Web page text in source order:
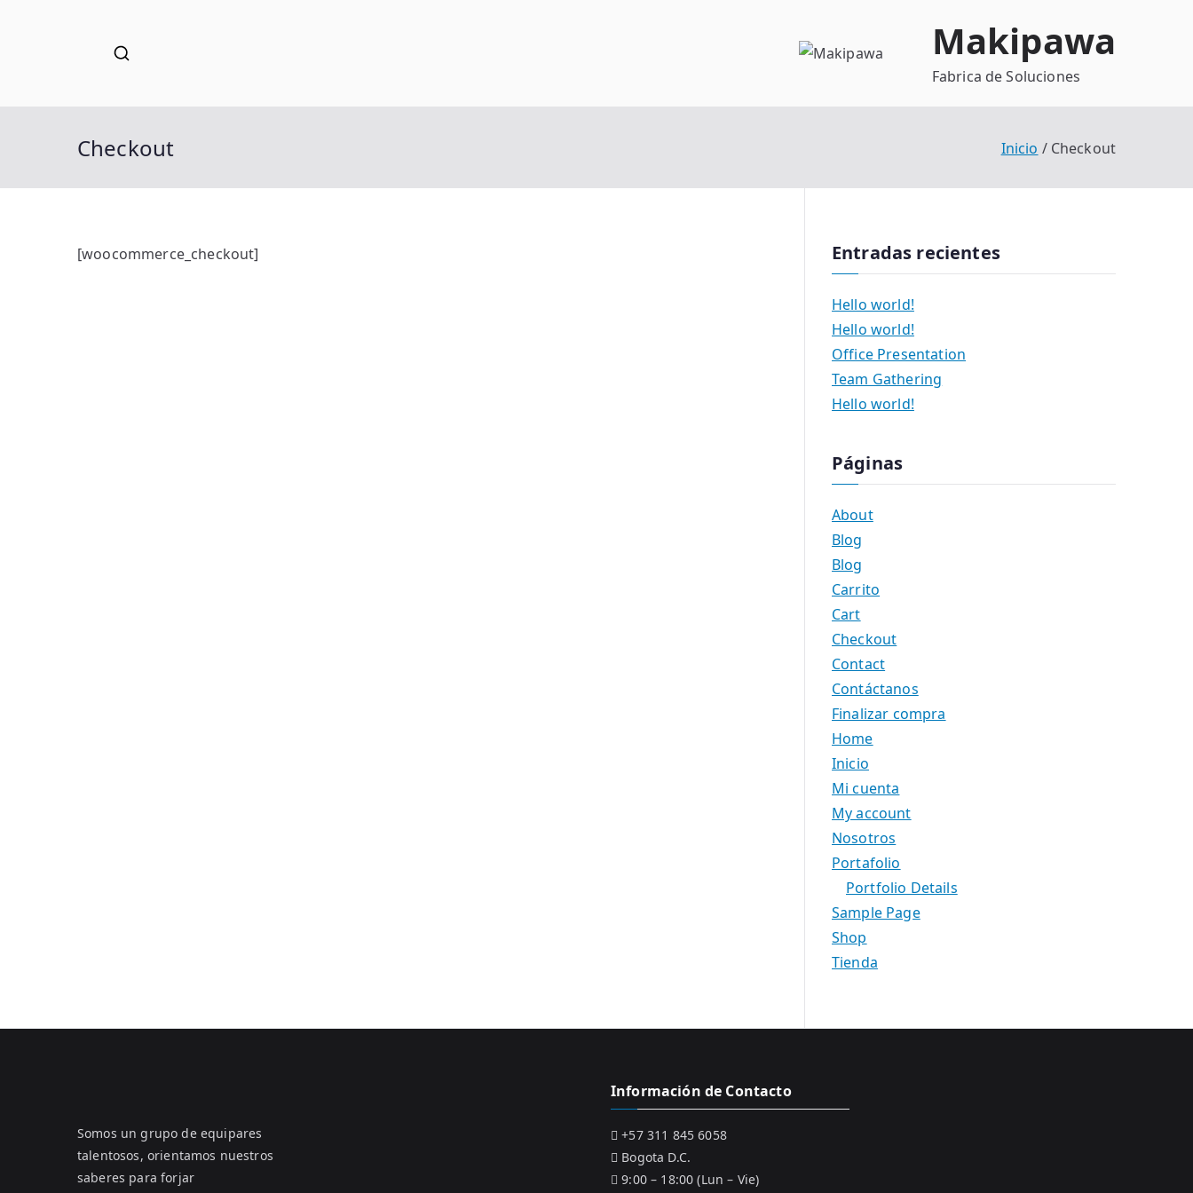
Makipawa
Fabrica de Soluciones
Checkout Inicio Checkout
[woocommerce_checkout] Entradas recientes
Hello world!
Hello world!
Office Presentation
Team Gathering
Hello world!
Páginas
About
Blog
Blog
Carrito
Cart
Checkout
Contact
Contáctanos
Finalizar compra
Home
Inicio
Mi cuenta
My account
Nosotros
Portafolio
Portfolio Details
Sample Page
Shop
Tienda
Somos un grupo de equipares
talentosos, orientamos nuestros
saberes para forjar
Información de Contacto
+57 311 845 6058
Bogota D.C.
9:00 – 18:00 (Lun – Vie)